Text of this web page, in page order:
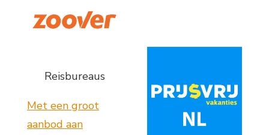
Reisbureaus
Met een groot
aanbod aan